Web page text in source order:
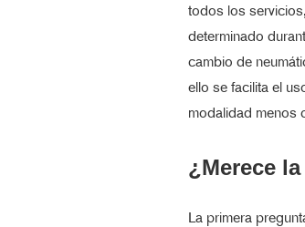
todos los
determinado
cambio de
ello se facilita el
modalidad menos
¿Merece
La primera